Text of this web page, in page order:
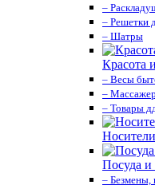
–
– Решетки
– Шатры
Красота
– Весы
–
– Товары
Посуда и
– Безмены,